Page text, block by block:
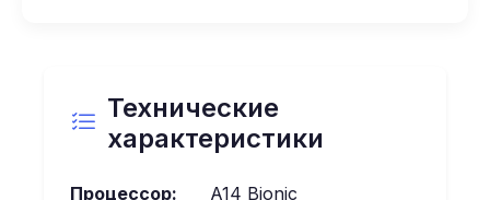
Технические
характеристики
Процессор: A14 Bionic